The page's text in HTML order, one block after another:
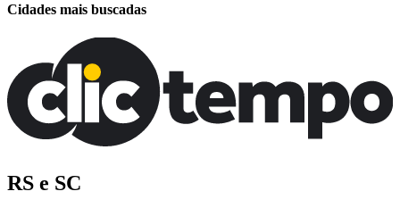
Cidades mais buscadas
RS e SC